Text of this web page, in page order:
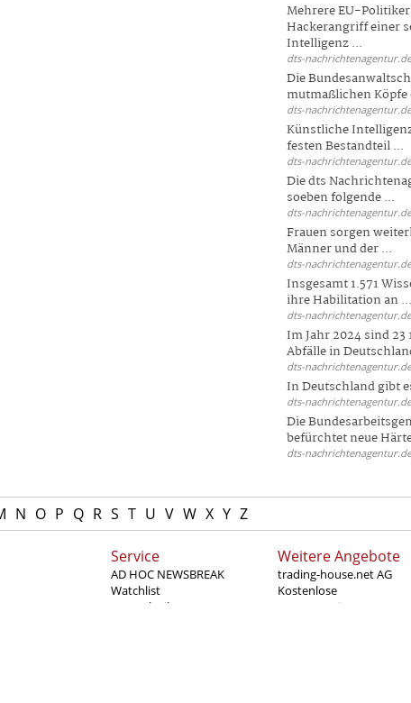
Mehrere EU-
Hackerangriff einer
Intelligenz ...
dts-
Die
mutmaßlichen Köpfe
dts-
Künstliche
festen Bestandteil ...
dts-
Die dts
soeben folgende ...
dts-
Frauen sorgen
Männer und der ...
dts-
Insgesamt 1.571
ihre Habilitation an ...
dts-
Im Jahr 2024 sind
Abfälle in
dts-
In Deutschland gibt
dts-
Die
befürchtet neue
dts-
N O P Q R S T U V W X Y Z
Service
AD HOC NEWSBREAK
Watchlist
Börsenlexikon
Weitere Angebote
trading-house.net AG
Kostenlose
Börsenseminare